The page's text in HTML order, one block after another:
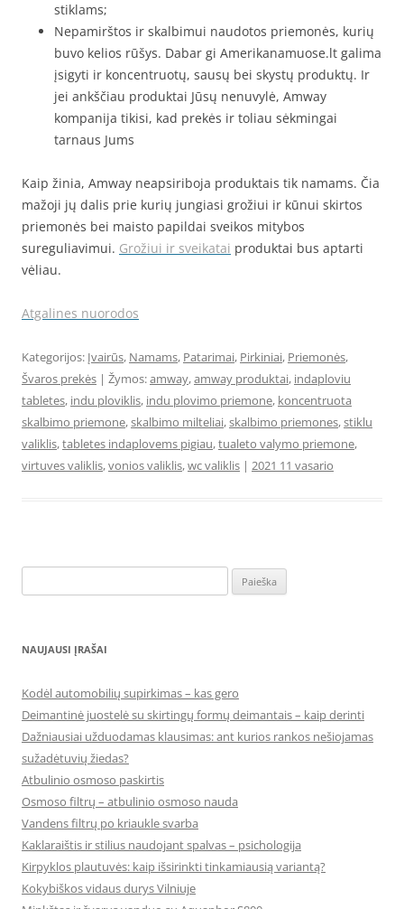
stiklams;
Nepamirštos ir skalbimui naudotos priemonės, kurių
buvo kelios rūšys. Dabar gi Amerikanamuose.lt galima
įsigyti ir koncentruotų, sausų bei skystų produktų. Ir
jei ankščiau produktai Jūsų nenuvylė, Amway
kompanija tikisi, kad prekės ir toliau sėkmingai
tarnaus Jums
Kaip žinia, Amway neapsiriboja produktais tik namams. Čia
mažoji jų dalis prie kurių jungiasi grožiui ir kūnui skirtos
priemonės bei maisto papildai sveikos mitybos
sureguliavimui. Grožiui ir sveikatai produktai bus aptarti
vėliau.
Atgalines nuorodos
Kategorijos: Įvairūs, Namams, Patarimai, Pirkiniai, Priemonės,
Švaros prekės | Žymos:amway,amway produktai, indaploviu
tabletes, indu ploviklis, indu plovimo priemone, koncentruota
skalbimo priemone,skalbimo milteliai,skalbimo priemones,stiklu
valiklis,tabletes indaplovems pigiau,tualeto valymo priemone,
virtuves valiklis,vonios valiklis,wc valiklis | 2021 11 vasario
NAUJAUSI ĮRAŠAI
Kodėl automobilių supirkimas – kas gero
Deimantinė juostelė su skirtingų formų deimantais – kaip derinti
Dažniausiai užduodamas klausimas: ant kurios rankos nešiojamas
sužadėtuvių žiedas?
Atbulinio osmoso paskirtis
Osmoso filtrų – atbulinio osmoso nauda
Vandens filtrų po kriaukle svarba
Kaklaraištis ir stilius naudojant spalvas – psichologija
Kirpyklos plautuvės: kaip išsirinkti tinkamiausią variantą?
Kokybiškos vidaus durys Vilniuje